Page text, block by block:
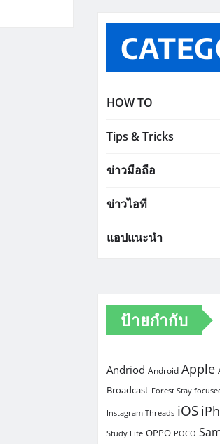
HOW TO
Tips & Tricks
ข่าวมือถือ
ข่าวไอที
แอปแนะนำ
ป้ายกำกับ
Andriod Android Apple
Broadcast Forest Stay
Instagram Threads iOS
Study Life OPPO POCO